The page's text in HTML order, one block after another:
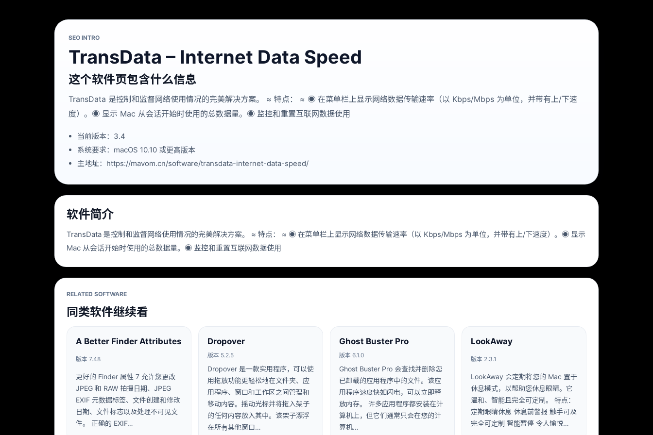
SEO INTRO
TransData – Internet Data Speed
这个软件页包含什么信息
TransData 是控制和监督网络使用情况的完美解决方案。 ≈ 特点： ≈ ◉ 在菜单栏上显示网络数据传输速率（以 Kbps/Mbps 为单位，并带有上/下速
度）。◉ 显示 Mac 从会话开始时使用的总数据量。◉ 监控和重置互联网数据使用
当前版本：3.4
系统要求：macOS 10.10 或更高版本
主地址：https://mavom.cn/software/transdata-internet-data-speed/
软件简介
TransData 是控制和监督网络使用情况的完美解决方案。 ≈ 特点： ≈ ◉ 在菜单栏上显示网络数据传输速率（以 Kbps/Mbps 为单位，并带有上/下速度）。◉ 显示
Mac 从会话开始时使用的总数据量。◉ 监控和重置互联网数据使用
RELATED SOFTWARE
同类软件继续看
A Better Finder Attributes
版本 7.48
更好的 Finder 属性 7 允许您更改
JPEG 和 RAW 拍摄日期、JPEG
EXIF 元数据标签、文件创建和修改
日期、文件标志以及处理不可见文
件。 正确的 EXIF…
Dropover
版本 5.2.5
Dropover 是一款实用程序，可以使
用拖放功能更轻松地在文件夹、应
用程序、窗口和工作区之间管理和
移动内容。摇动光标并将拖入架子
的任何内容放入其中。该架子漂浮
在所有其他窗口…
Ghost Buster Pro
版本 6.1.0
Ghost Buster Pro 会查找并删除您
已卸载的应用程序中的文件。该应
用程序速度快如闪电，可以立即释
放内存。 许多应用程序都安装在计
算机上，但它们通常只会在您的计
算机…
LookAway
版本 2.3.1
LookAway 会定期将您的 Mac 置于
休息模式，以帮助您休息眼睛。它
温和、智能且完全可定制。 特点：
定期眼睛休息 休息前警报 触手可及
完全可定制 智能暂停 令人愉悦…